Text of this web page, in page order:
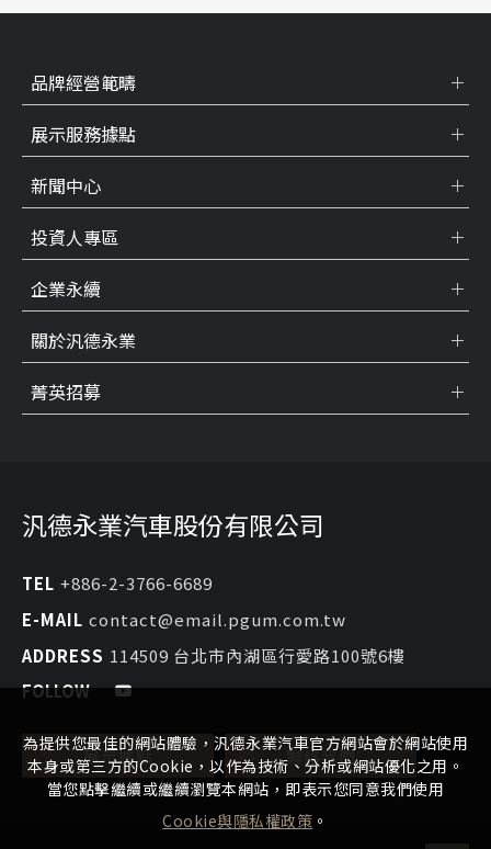
汎德永業汽車股份有限公司
TEL +886-2-3766-6689
E-MAIL contact@email.pgum.com.tw
ADDRESS 114509 台北市內湖區行愛路100號6樓
FOLLOW
展示據點 聯絡我們
品牌經營範疇
展示服務據點
新聞中心
投資人專區
企業永續
關於汎德永業
菁英招募
為提供您最佳的網站體驗，汎德永業汽車官方網站會於網站使用
本身或第三方的Cookie，以作為技術、分析或網站優化之用。
當您點擊繼續或繼續瀏覽本網站，即表示您同意我們使用
Cookie與隱私權政策 。